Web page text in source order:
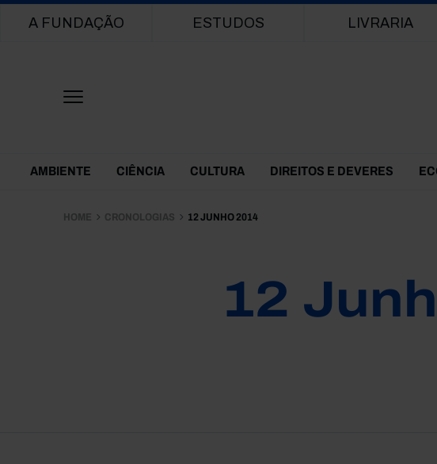
Main navigation
A FUNDAÇÃO ESTUDOS LIVRARIA
Themes Menu
AMBIENTE CIÊNCIA CULTURA DIREITOS E DEVERES
HOME CRONOLOGIAS 12 JUNHO 2014
12